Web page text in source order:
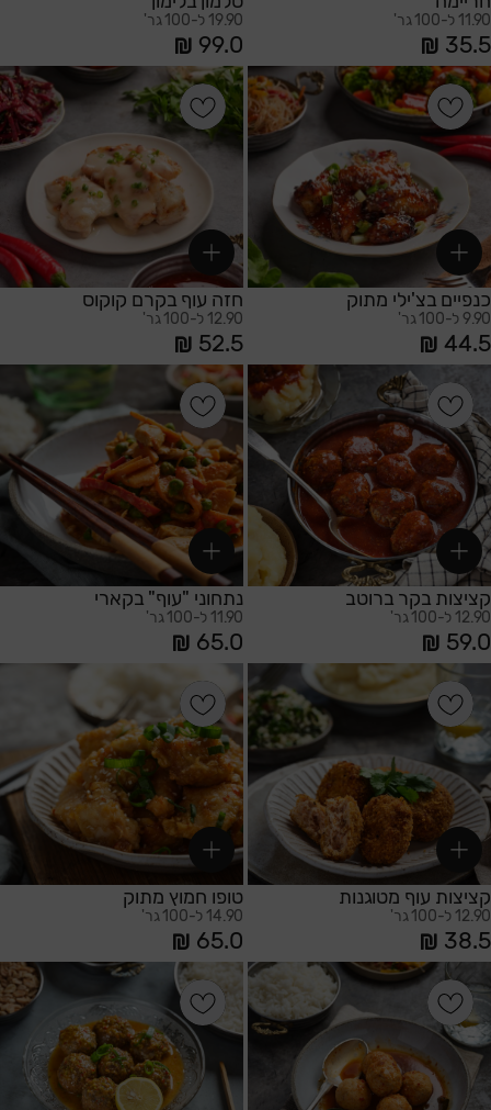
11.90 ל-100 גר'
35.5
19.90 ל-100 גר'
99.0
הוספה לסל
כנפיים בצ'ילי מתוק
9.90 ל-100 גר'
44.5
הוספה לסל
חזה עוף בקרם קוקוס
12.90 ל-100 גר'
52.5
הוספה לסל
קציצות בקר ברוטב
12.90 ל-100 גר'
59.0
נתחוני "עוף" בקארי
11.90 ל-100 גר'
65.0
הוספה לסל
קציצות עוף מטוגנות
12.90 ל-100 גר'
38.5
טופו חמוץ מתוק
14.90 ל-100 גר'
65.0
הוספה לסל